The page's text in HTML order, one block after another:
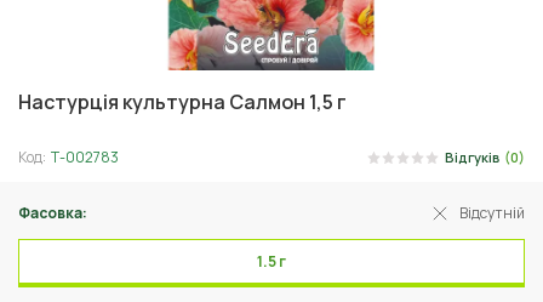
Настурція культурна Салмон 1,5 г
Код: Т-002783 Відгуків (0)
Фасовка: Відсутній
1.5 г